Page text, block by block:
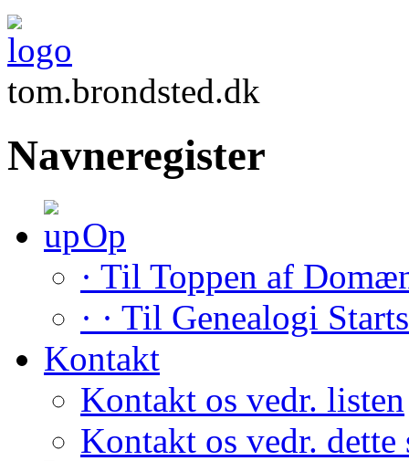
tom.brondsted.dk
Navneregister
Op
· Til Toppen af
· · Til Genealogi
Kontakt
Kontakt os vedr. listen
Kontakt os vedr. dette